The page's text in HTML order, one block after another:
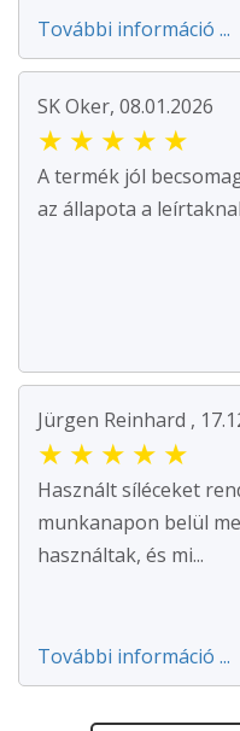
További információ ...
SK Oker, 08.01.2026
★ ★ ★ ★ ★
A termék jól
az állapota a
Jürgen Reinhard ,
★ ★ ★ ★ ★
Használt síléceket
munkanapon belül
használtak, és mi...
További információ ...